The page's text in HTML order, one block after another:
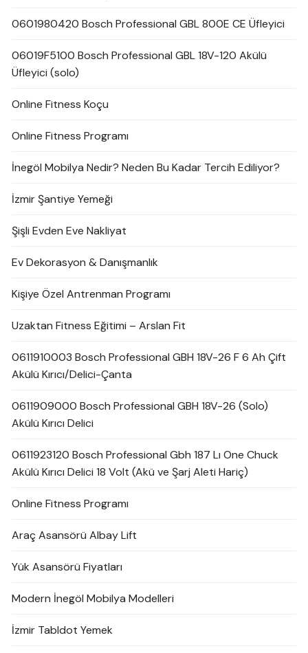
0601980420 Bosch Professional GBL 800E CE Üfleyici
06019F5100 Bosch Professional GBL 18V-120 Akülü
Üfleyici (solo)
Online Fitness Koçu
Online Fitness Programı
İnegöl Mobilya Nedir? Neden Bu Kadar Tercih Ediliyor?
İzmir Şantiye Yemeği
Şişli Evden Eve Nakliyat
Ev Dekorasyon & Danışmanlık
Kişiye Özel Antrenman Programı
Uzaktan Fitness Eğitimi – Arslan Fit
0611910003 Bosch Professional GBH 18V-26 F 6 Ah Çift
Akülü Kırıcı/Delici-Çanta
0611909000 Bosch Professional GBH 18V-26 (Solo)
Akülü Kırıcı Delici
0611923120 Bosch Professional Gbh 187 Lı One Chuck
Akülü Kırıcı Delici 18 Volt (Akü ve Şarj Aleti Hariç)
Online Fitness Programı
Araç Asansörü Albay Lift
Yük Asansörü Fiyatları
Modern İnegöl Mobilya Modelleri
İzmir Tabldot Yemek